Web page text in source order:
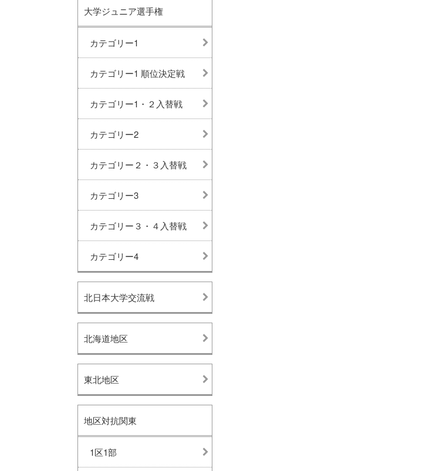
大学ジュニア選手権
カテゴリー1
カテゴリー1 順位決定戦
カテゴリー1・２入替戦
カテゴリー2
カテゴリー２・３入替戦
カテゴリー3
カテゴリー３・４入替戦
カテゴリー4
北日本大学交流戦
北海道地区
東北地区
地区対抗関東
1区1部